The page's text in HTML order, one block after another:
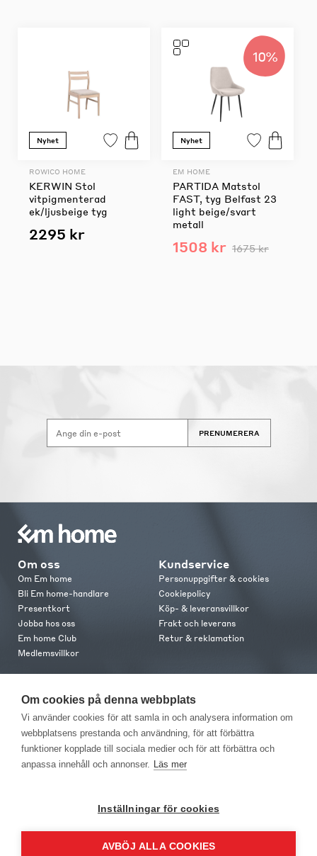
Om cookies på denna webbplats
Vi använder cookies för att samla in och analysera information om
webbplatsens prestanda och användning, för att förbättra
funktioner kopplade till sociala medier och för att förbättra och
anpassa innehåll och annonser. Läs mer
Inställningar för cookies
AVBÖJ ALLA COOKIES
Nyhet
ROWICO HOME
KERWIN Stol
vitpigmenterad
ek/ljusbeige tyg
2295 kr
10%
Nyhet
EM HOME
PARTIDA Matstol
FAST, tyg Belfast 23
light beige/svart
metall
1508 kr 1675 kr
PRENUMERERA
Om oss
Om Em home
Bli Em home-handlare
Presentkort
Jobba hos oss
Em home Club
Medlemsvillkor
Kundservice
Personuppgifter & cookies
Cookiepolicy
Köp- & leveransvillkor
Frakt och leverans
Retur & reklamation
Kontakta oss
Butiker
Press